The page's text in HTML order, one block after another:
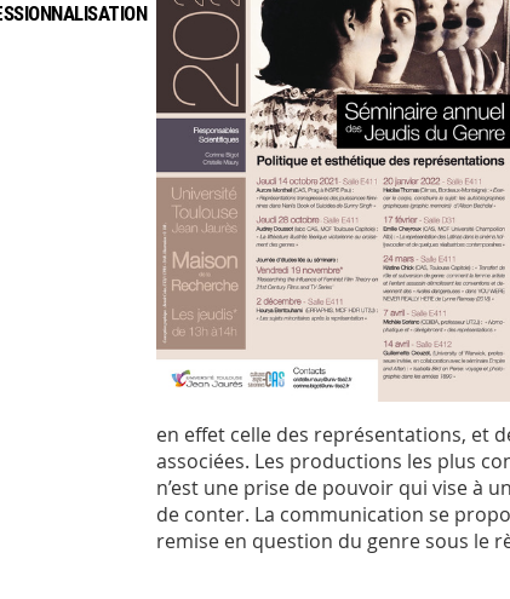
en effet celle des représentations, et
associées. Les productions les plus
n’est une prise de pouvoir qui vise à
de conter. La communication se
remise en question du genre sous le